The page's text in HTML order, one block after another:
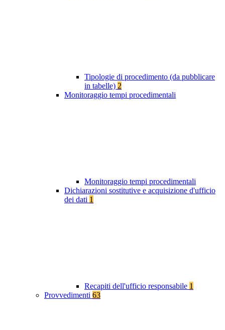
Tipologie di procedimento (da pubblicare
in tabelle) 2
Monitoraggio tempi procedimentali
Monitoraggio tempi procedimentali
Dichiarazioni sostitutive e acquisizione d'ufficio
dei dati 1
Recapiti dell'ufficio responsabile 1
Provvedimenti 63